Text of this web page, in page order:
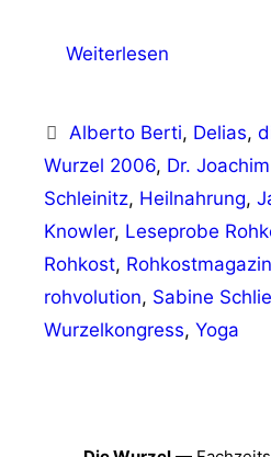
Weiterlesen
Schlagwörter
Alberto Berti, Delias,
Wurzel 2006, Dr.
Schleinitz, Heilnahrung,
Knowler, Leseprobe
Rohkost, Rohkostmagazin
rohvolution, Sabine
Wurzelkongress, Yoga